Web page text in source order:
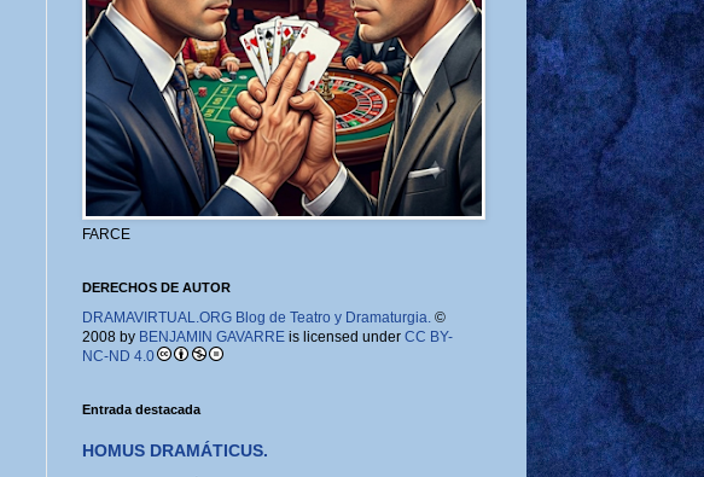
FARCE
DERECHOS DE AUTOR
DRAMAVIRTUAL.ORG Blog de Teatro y Dramaturgia.©
2008 by BENJAMIN GAVARREis licensed under CC BY-
NC-ND 4.0
Entrada destacada
HOMUS DRAMÁTICUS.